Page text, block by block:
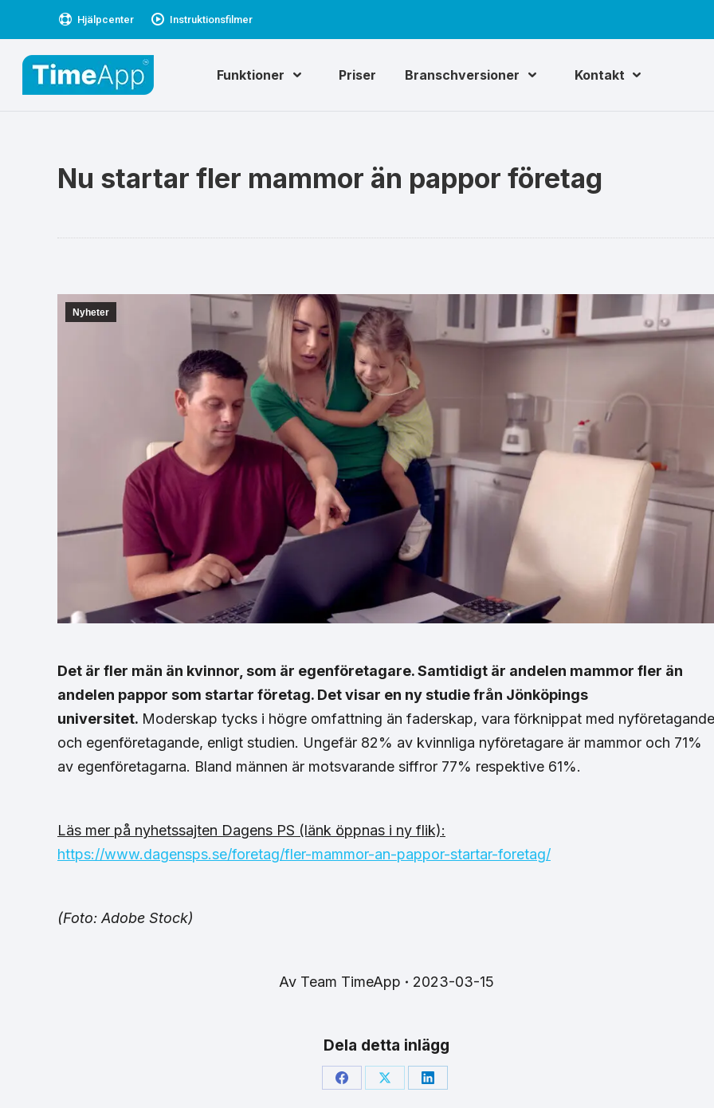
Hjälpcenter Instruktionsfilmer
Funktioner Priser Branschversioner Kontakt
Nu startar fler mammor än pappor företag
Nyheter
Det är fler män än kvinnor, som är egenföretagare. Samtidigt är andelen mammor fler än
andelen pappor som startar företag. Det visar en ny studie från Jönköpings
universitet. Moderskap tycks i högre omfattning än faderskap, vara förknippat med nyföretagande
och egenföretagande, enligt studien. Ungefär 82% av kvinnliga nyföretagare är mammor och 71%
av egenföretagarna. Bland männen är motsvarande siffror 77% respektive 61%.
Läs mer på nyhetssajten Dagens PS (länk öppnas i ny flik):
https://www.dagensps.se/foretag/fler-mammor-an-pappor-startar-foretag/
(Foto: Adobe Stock)
Av Team TimeApp 2023-03-15
Dela detta inlägg
Share Share Share